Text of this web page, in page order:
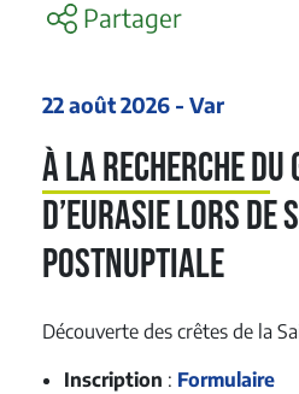
Partager
22 août 2026 - Var
À la recherche du
d’Eurasie lors de
postnuptiale
Découverte des crêtes de la
Inscription : Formulaire